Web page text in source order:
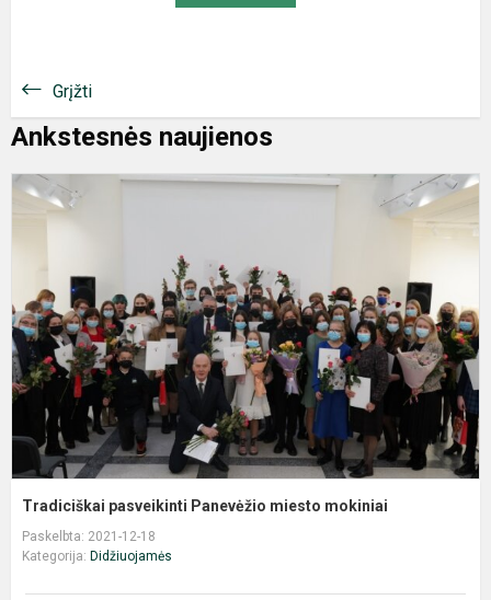
Grįžti
Ankstesnės naujienos
Tradiciškai pasveikinti Panevėžio miesto mokiniai
Paskelbta: 2021-12-18
Kategorija: Didžiuojamės